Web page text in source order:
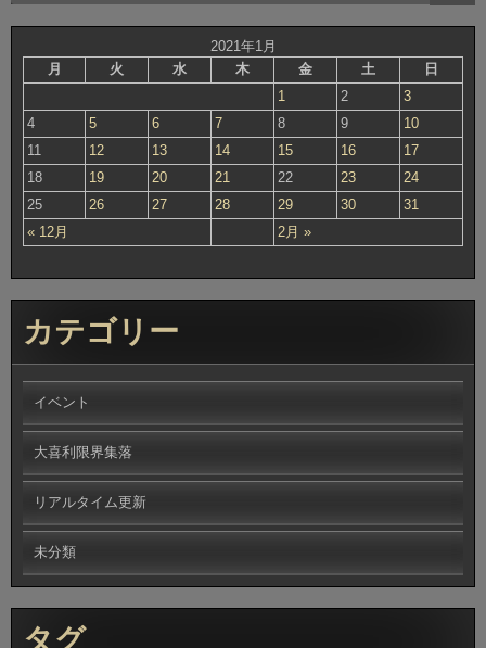
2021年1月
月
火 水 木 金 土 日
« 12月 2月 »
1 2
3
4
5 6 7 8 9
10
11
12 13 14 15 16
17
18
19 20 21 22 23
24
25
26 27 28 29 30 31
カテゴリー
イベント
大喜利限界集落
リアルタイム更新
未分類
タグ